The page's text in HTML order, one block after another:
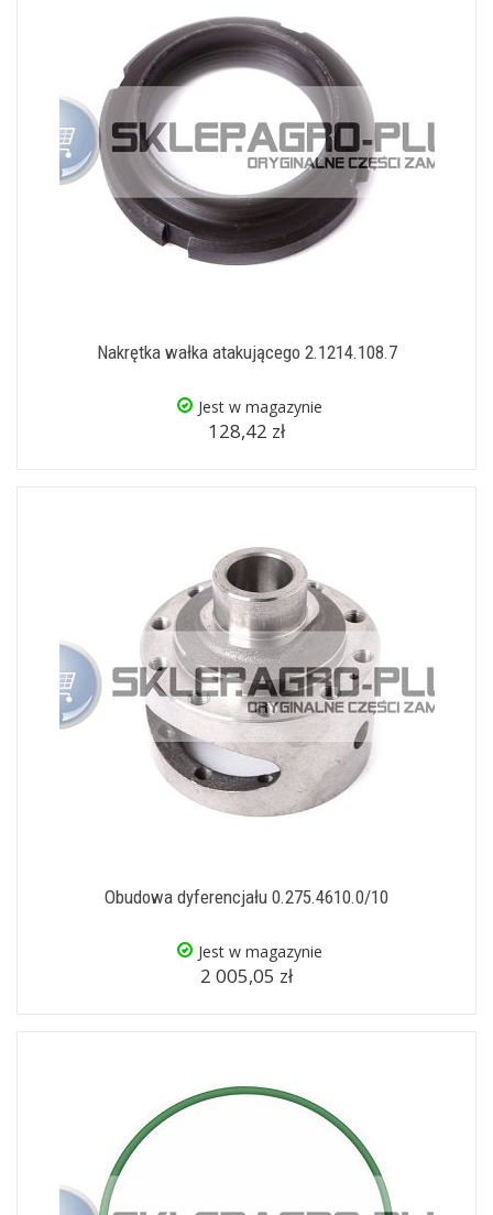
Nakrętka wałka atakującego 2.1214.108.7
Jest w magazynie
128,42 zł
Obudowa dyferencjału 0.275.4610.0/10
Jest w magazynie
2 005,05 zł